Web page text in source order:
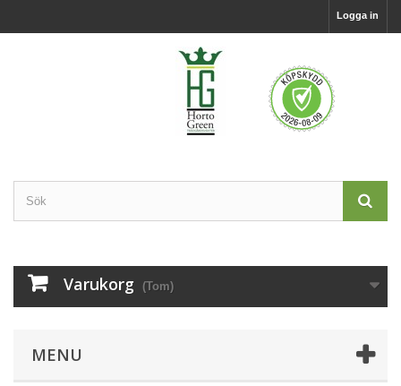
Logga in
Varukorg (Tom)
MENU